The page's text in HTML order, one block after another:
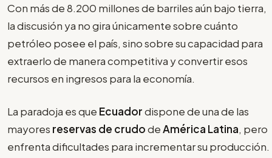
Con más de 8.200 millones de barriles aún bajo tierra,
la discusión ya no gira únicamente sobre cuánto
petróleo posee el país, sino sobre su capacidad para
extraerlo de manera competitiva y convertir esos
recursos en ingresos para la economía.
La paradoja es que Ecuadordispone de una de las
mayores reservas de crudodeAmérica Latina, pero
enfrenta dificultades para incrementar su producción.